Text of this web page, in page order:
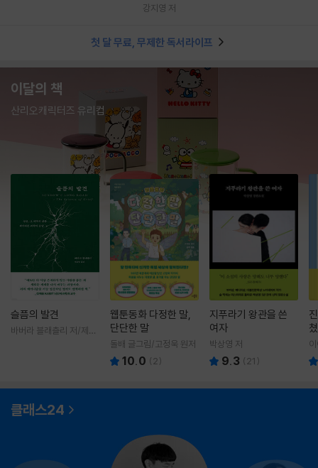
강지영 저
첫 달 무료, 무제한 독서라이프
이달의 책
산리오캐릭터즈 유리컵
슬픔의 발견
바버라 블래츨리 저/제효
웹툰동화 다정한 말,
단단한 말
돌배 글그림/고정욱 원저
10.0 ( 2)
지푸라기 왕관을 쓴
여자
박상영 저
9.3 ( 21 )
클래스24